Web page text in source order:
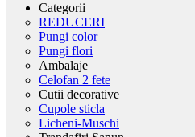
Categorii
REDUCERI
Pungi color
Pungi flori
Ambalaje
Celofan 2 fete
Cutii decorative
Cupole sticla
Licheni-Muschi